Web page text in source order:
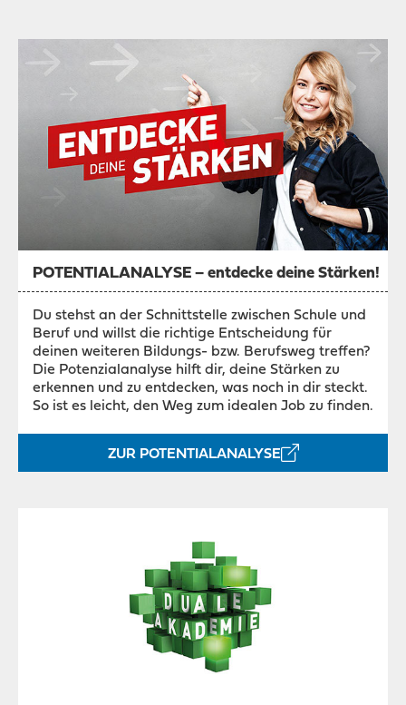
POTENTIALANALYSE – entdecke deine Stärken!
Du stehst an der Schnittstelle zwischen Schule und
Beruf und willst die richtige Entscheidung für
deinen weiteren Bildungs- bzw. Berufsweg treffen?
Die Potenzialanalyse hilft dir, deine Stärken zu
erkennen und zu entdecken, was noch in dir steckt.
So ist es leicht, den Weg zum idealen Job zu finden.
ZUR POTENTIALANALYSE